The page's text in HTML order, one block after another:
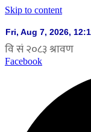
Skip to content
Facebook